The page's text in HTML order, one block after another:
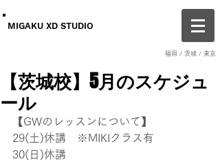
MIGAKU XD STUDIO
福岡 / 茨城 / 東京
【茨城校】5月のスケジュ
ール
【GWのレッスンについて】
29(土)休講　※MIKIクラス有
30(日)休講